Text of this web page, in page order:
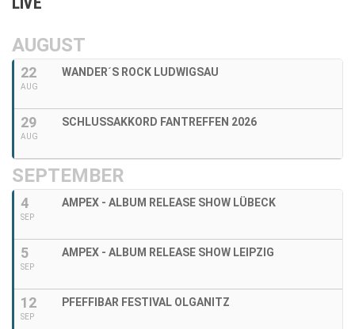
AUGUST
22
AUG
WANDER´S ROCK LUDWIGSAU
29
AUG
SCHLUSSAKKORD FANTREFFEN 2026
SEPTEMBER
4
SEP
AMPEX - ALBUM RELEASE SHOW LÜBECK
5
SEP
AMPEX - ALBUM RELEASE SHOW LEIPZIG
12
SEP
PFEFFIBAR FESTIVAL OLGANITZ